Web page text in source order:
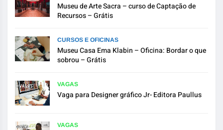
Museu de Arte Sacra – curso de Captação de
Recursos – Grátis
CURSOS E OFICINAS
Museu Casa Ema Klabin – Oficina: Bordar o que
sobrou – Grátis
VAGAS
Vaga para Designer gráfico Jr- Editora Paullus
VAGAS